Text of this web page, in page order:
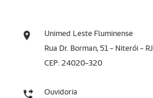
Unimed Leste Fluminense
Rua Dr. Borman, 51 - Niterói - RJ
CEP: 24020-320
Ouvidoria